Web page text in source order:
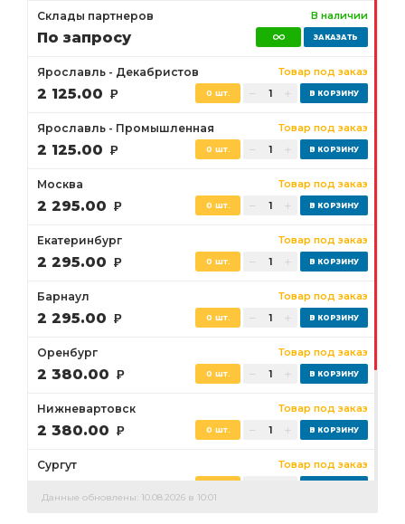
Склады партнеров В наличии
По запросу
Ярославль - Декабристов Товар под заказ
2 125.00 Р 0 шт.
Ярославль - Промышленная Товар под заказ
2 125.00 Р 0 шт.
Москва Товар под заказ
2 295.00 Р 0 шт.
Екатеринбург Товар под заказ
2 295.00 Р 0 шт.
Барнаул Товар под заказ
2 295.00 Р 0 шт.
Оренбург Товар под заказ
2 380.00 Р 0 шт.
Нижневартовск Товар под заказ
2 380.00 Р 0 шт.
Сургут Товар под заказ
Данные обновлены: 10.08.2026 в 10:01